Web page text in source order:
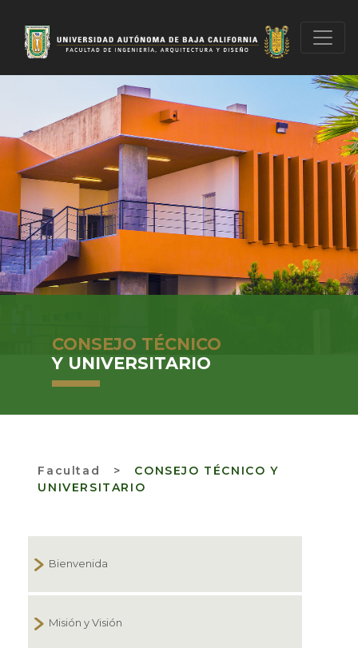
CONSEJO TÉCNICO
Y UNIVERSITARIO
Facultad > CONSEJO TÉCNICO Y
UNIVERSITARIO
Bienvenida
Misión y Visión